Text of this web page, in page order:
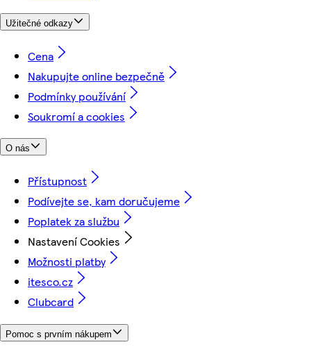
Užitečné odkazy
Cena
Nakupujte online bezpečně
Podmínky používání
Soukromí a cookies
O nás
Přístupnost
Podívejte se, kam doručujeme
Poplatek za službu
Nastavení Cookies
Možnosti platby
itesco.cz
Clubcard
Pomoc s prvním nákupem